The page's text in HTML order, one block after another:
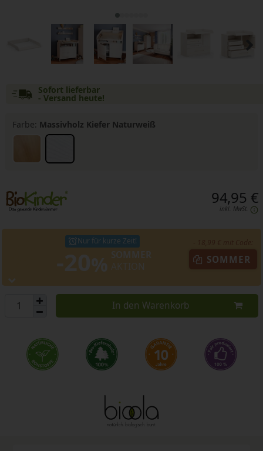
Sofort lieferbar
- Versand heute!
Farbe: Massivholz Kiefer Naturweiß
94,95 €
inkl. MwSt.
Nur für kurze Zeit!
SOMMER
In den Warenkorb